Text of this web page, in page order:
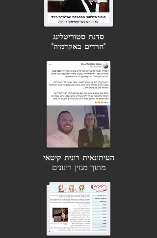
סדנת סטוריטלינג
"חרדים באקדמיה"
העיתונאית רונית קיטאי
מתוך מגזין רינונים